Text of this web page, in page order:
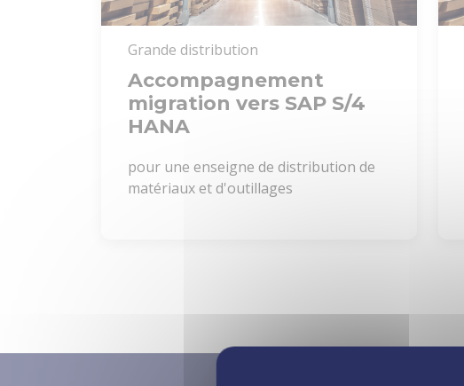
Grande distribution
Accompagnement
migration vers SAP S/4
HANA
pour une enseigne de distribution de
matériaux et d'outillages